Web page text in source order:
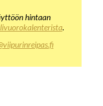
hintaan
.